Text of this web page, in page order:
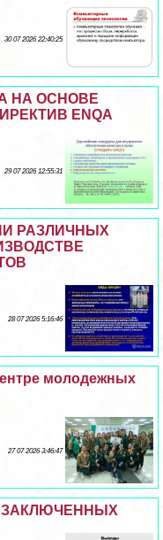
30 07 2026 22:40:25
НА ОСНОВЕ
ENQA
29 07 2026 12:55:31
РАЗЛИЧНЫХ
28 07 2026 5:16:46
молодежных
27 07 2026 3:46:47
ЗАКЛЮЧЕННЫХ